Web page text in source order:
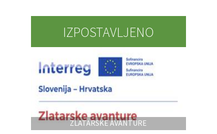
IZPOSTAVLJENO
ZLATARSKE AVANTURE